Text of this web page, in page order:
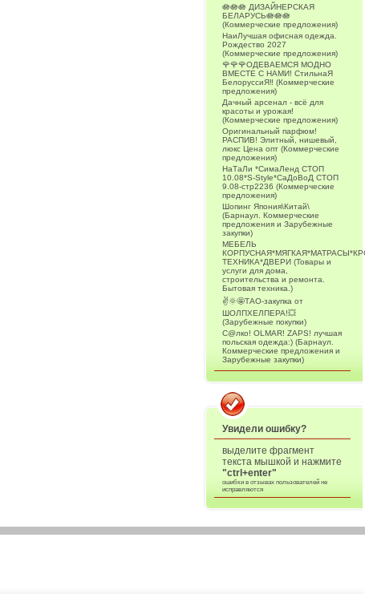
🪷🪷🪷 ДИЗАЙНЕРСКАЯ
БЕЛАРУСЬ🪷🪷🪷
(Коммерческие предложения)
НаиЛучшая офисная одежда.
Рождество 2027
(Коммерческие предложения)
🌹🌹🌹ОДЕВАЕМСЯ МОДНО
ВМЕСТЕ С НАМИ! СтильнаЯ
БелоруссиЯ‼ (Коммерческие
предложения)
Дачный арсенал - всё для
красоты и урожая!
(Коммерческие предложения)
Оригинальный парфюм!
РАСПИВ! Элитный, нишевый,
люкс Цена опт (Коммерческие
предложения)
НаТаЛи *СимаЛенд СТОП
10.08*S-Style*СаДоВоД СТОП
9.08-стр2236 (Коммерческие
предложения)
Шопинг Япония\Китай\
(Барнаул. Коммерческие
предложения и Зарубежные
закупки)
МЕБЕЛЬ
ТЕХНИКА*ДВЕРИ (Товары и
услуги для дома,
строительства и ремонта.
Бытовая техника.)
✌️🌞🤩ТАО-закупка от
ШОЛПХЕЛПЕРА!💥
(Зарубежные покупки)
С@лко! OLMAR! ZAPS! лучшая
польская одежда:) (Барнаул.
Коммерческие предложения и
Зарубежные закупки)
Увидели ошибку?
выделите фрагмент
текста мышкой и нажмите
"ctrl+enter"
ошибки в отзывах пользователей не
исправляются